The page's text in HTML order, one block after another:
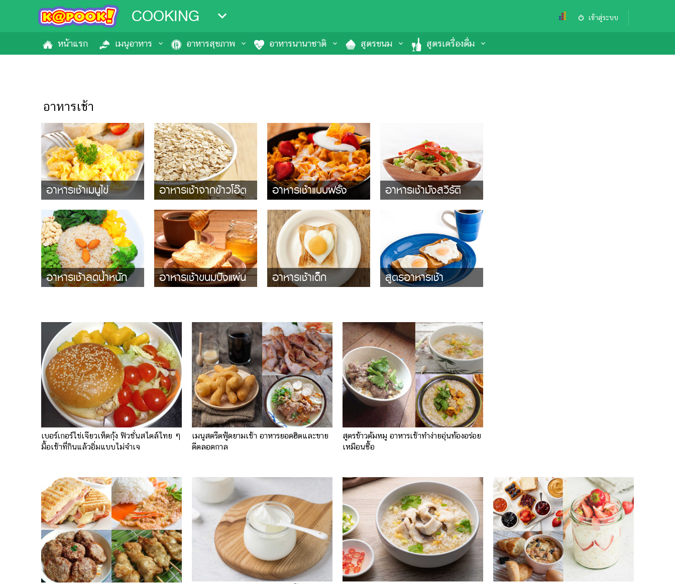
COOKING เข้าสู่ระบบ
หน้าแรก เมนูอาหาร อาหารสุขภาพ อาหารนานาชาติ สูตรขนม สูตรเครื่องดื่ม
อาหารเช้า
อาหารเช้าเมนูไข่ อาหารเช้าจากข้าวโอ๊ต อาหารเช้าแบบฝรั่ง อาหารเช้ามังสวิรัติ
อาหารเช้าลดน้ำหนัก อาหารเช้าขนมปังแผ่น อาหารเช้าเด็ก สูตรอาหารเช้า
เบอร์เกอร์ไข่เจียวเห็ดกุ้ง ฟิวชั่นสไตล์ไทย ๆ
มื้อเช้าที่กินแล้วอิ่มแบบไม่จำเจ
เมนูสตรีตฟู้ดยามเช้า อาหารยอดฮิตและขาย
ดีตลอดกาล
สูตรข้าวต้มหมู อาหารเช้าทำง่ายอุ่นท้องอร่อย
เหมือนซื้อ